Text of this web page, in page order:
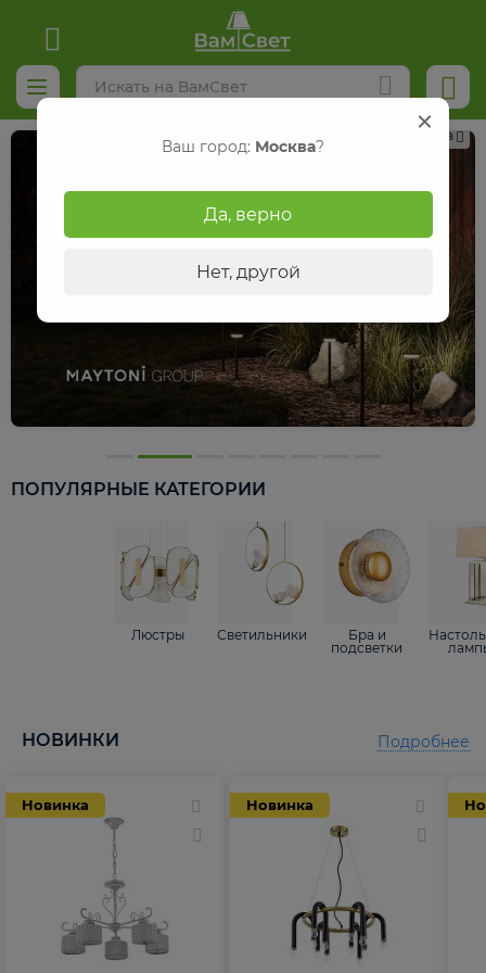
Реклама
ПОПУЛЯРНЫЕ КАТЕГОРИИ
Люстры Светильники
Бра и
подсветки
НОВИНКИ
Новинка Новинка
Подробнее
Ваш город: Москва?
Да, верно
Нет, другой